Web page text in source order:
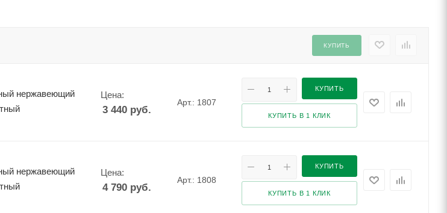
КУПИТЬ
нержавеющий
Цена:
3 440руб.
Арт.: 1807
КУПИТЬ
КУПИТЬ В 1 КЛИК
нержавеющий
Цена:
4 790руб.
Арт.: 1808
КУПИТЬ
КУПИТЬ В 1 КЛИК